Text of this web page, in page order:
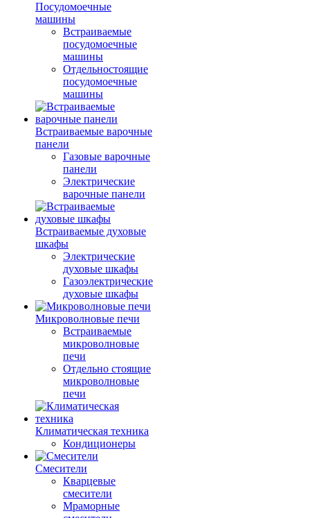
Посудомоечные
машины
Встраиваемые
посудомоечные
машины
Отдельностоящие
посудомоечные
машины
Встраиваемые варочные
панели
Газовые варочные
панели
Электрические
варочные панели
Встраиваемые духовые
шкафы
Электрические
духовые шкафы
Газоэлектрические
духовые шкафы
Микроволновые печи
Встраиваемые
микроволновые
печи
Отдельно стоящие
микроволновые
печи
Климатическая техника
Кондиционеры
Смесители
Кварцевые
смесители
Мраморные